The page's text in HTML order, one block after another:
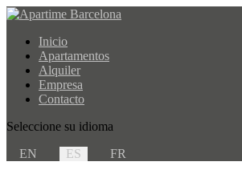
Inicio
Apartamentos
Alquiler
Empresa
Contacto
Seleccione su idioma
EN
ES FR